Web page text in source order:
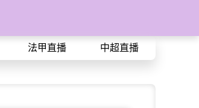
法甲直播 中超直播